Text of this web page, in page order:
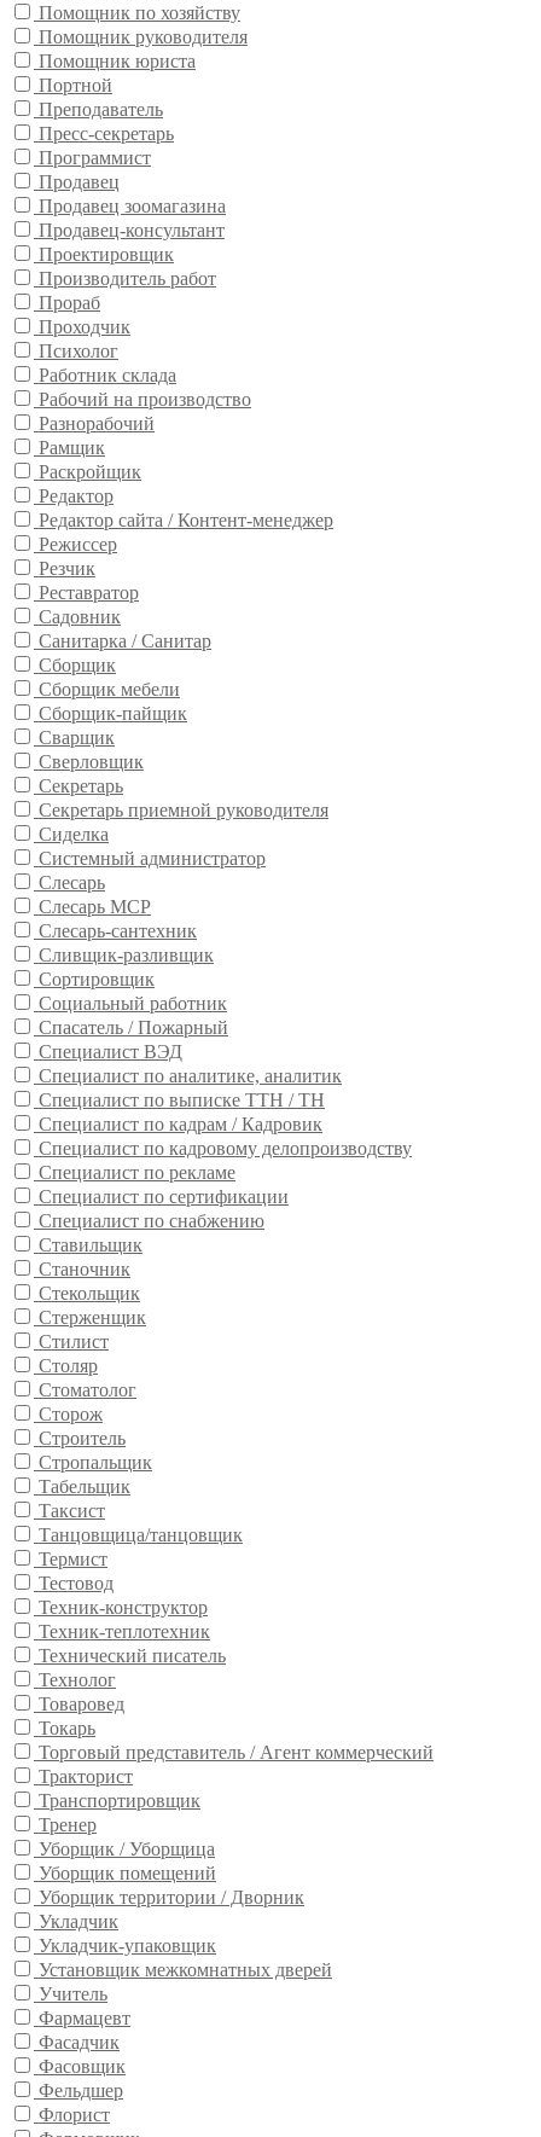
Помощник по хозяйству
Помощник руководителя
Помощник юриста
Портной
Преподаватель
Пресс-секретарь
Программист
Продавец
Продавец зоомагазина
Продавец-консультант
Проектировщик
Производитель работ
Прораб
Проходчик
Психолог
Работник склада
Рабочий на производство
Разнорабочий
Рамщик
Раскройщик
Редактор
Редактор сайта / Контент-менеджер
Режиссер
Резчик
Реставратор
Садовник
Санитарка / Санитар
Сборщик
Сборщик мебели
Сборщик-пайщик
Сварщик
Сверловщик
Секретарь
Секретарь приемной руководителя
Сиделка
Системный администратор
Слесарь
Слесарь МСР
Слесарь-сантехник
Сливщик-разливщик
Сортировщик
Социальный работник
Спасатель / Пожарный
Специалист ВЭД
Специалист по аналитике, аналитик
Специалист по выписке ТТН / ТН
Специалист по кадрам / Кадровик
Специалист по кадровому делопроизводству
Специалист по рекламе
Специалист по сертификации
Специалист по снабжению
Ставильщик
Станочник
Стекольщик
Стерженщик
Стилист
Столяр
Стоматолог
Сторож
Строитель
Стропальщик
Табельщик
Таксист
Танцовщица/танцовщик
Термист
Тестовод
Техник-конструктор
Техник-теплотехник
Технический писатель
Технолог
Товаровед
Токарь
Торговый представитель / Агент коммерческий
Тракторист
Транспортировщик
Тренер
Уборщик / Уборщица
Уборщик помещений
Уборщик территории / Дворник
Укладчик
Укладчик-упаковщик
Установщик межкомнатных дверей
Учитель
Фармацевт
Фасадчик
Фасовщик
Фельдшер
Флорист